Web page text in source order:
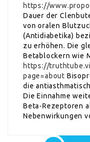
https://
Dauer der
von oralen
(Antidiabetika)
zu erhöhen. Die
Betablockern wie
https://
page=about
die
Die Einnahme
Beta-Rezeptoren
Nebenwirkungen